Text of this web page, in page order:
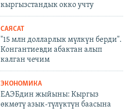
кыргызстандык окко учту
САЯСАТ
"15 млн долларлык мүлкүн берди".
Конгантиевди абактан алып
калган чечим
ЭКОНОМИКА
ЕАЭБдин жыйыны: Кыргыз
өкмөтү азык-түлүктүн баасына